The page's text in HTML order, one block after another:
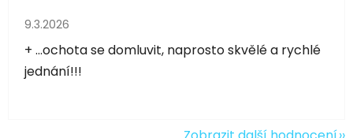
Hodnocení obchodu je 5 z 5 hvězdiček.
9.3.2026
+ ...ochota se domluvit, naprosto skvělé a rychlé
jednání!!!